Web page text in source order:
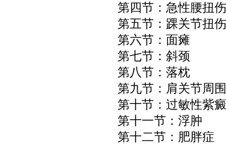
第四节：急性腰扭伤
第五节：踝关节扭伤
第六节：面瘫
第七节：斜颈
第八节：落枕
第九节：肩关节周
第十节：过敏性紫癜
第十一节：浮肿
第十二节：肥胖症